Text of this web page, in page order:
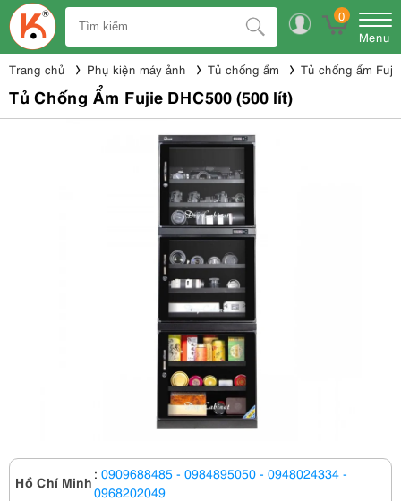
0
Menu
Trang chủ Phụ kiện máy ảnh Tủ chống ẩm Tủ chống ẩm
Tủ Chống Ẩm Fujie DHC500 (500 lít)
Hồ Chí Minh : 0909688485 - 0984895050 - 0948024334 -
0968202049